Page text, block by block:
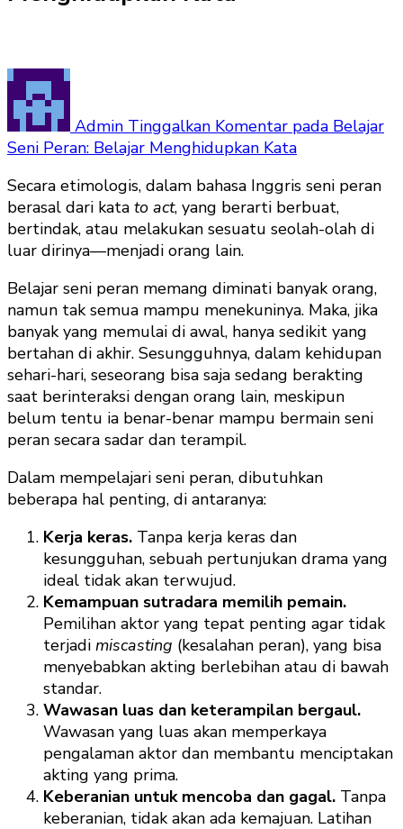
Admin Tinggalkan Komentar pada Belajar
Seni Peran: Belajar Menghidupkan Kata
Secara etimologis, dalam bahasa Inggris seni peran
berasal dari kata to act, yang berarti berbuat,
bertindak, atau melakukan sesuatu seolah-olah di
luar dirinya—menjadi orang lain.
Belajar seni peran memang diminati banyak orang,
namun tak semua mampu menekuninya. Maka, jika
banyak yang memulai di awal, hanya sedikit yang
bertahan di akhir. Sesungguhnya, dalam kehidupan
sehari-hari, seseorang bisa saja sedang berakting
saat berinteraksi dengan orang lain, meskipun
belum tentu ia benar-benar mampu bermain seni
peran secara sadar dan terampil.
Dalam mempelajari seni peran, dibutuhkan
beberapa hal penting, di antaranya:
Kerja keras. Tanpa kerja keras dan
kesungguhan, sebuah pertunjukan drama yang
ideal tidak akan terwujud.
Kemampuan sutradara memilih pemain.
Pemilihan aktor yang tepat penting agar tidak
terjadi miscasting (kesalahan peran), yang bisa
menyebabkan akting berlebihan atau di bawah
standar.
Wawasan luas dan keterampilan bergaul.
Wawasan yang luas akan memperkaya
pengalaman aktor dan membantu menciptakan
akting yang prima.
Keberanian untuk mencoba dan gagal. Tanpa
keberanian, tidak akan ada kemajuan. Latihan